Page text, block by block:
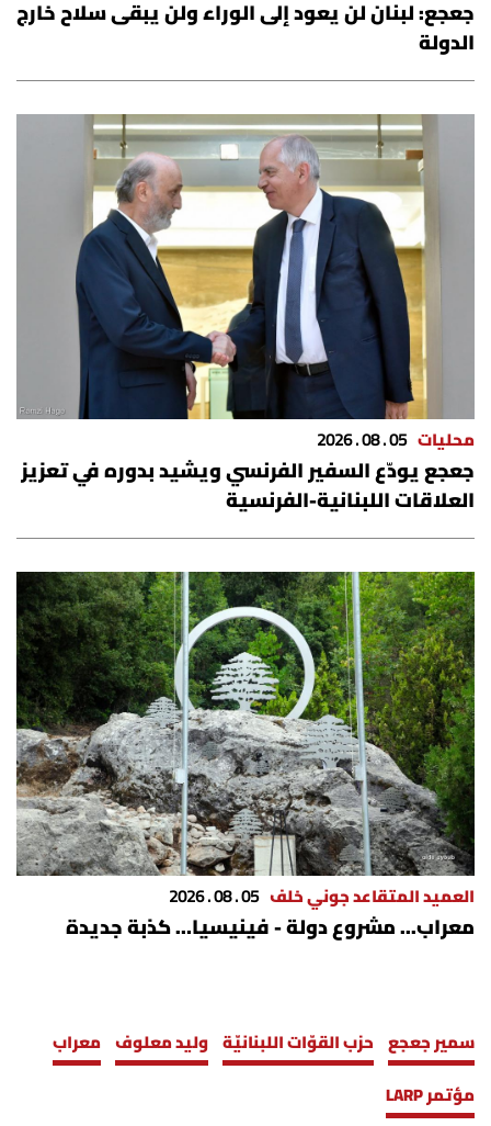
جعجع: لبنان لن يعود إلى الوراء ولن يبقى سلاح خارج
الدولة
محليات 05 . 08 . 2026
جعجع يودّع السفير الفرنسي ويشيد بدوره في تعزيز
العلاقات اللبنانية-الفرنسية
العميد المتقاعد جوني خلف 05 . 08 . 2026
معراب... مشروع دولة - فينيسيا… كذبة جديدة
سمير جعجع حزب القوّات اللبنانيّة وليد معلوف معراب
مؤتمر LARP